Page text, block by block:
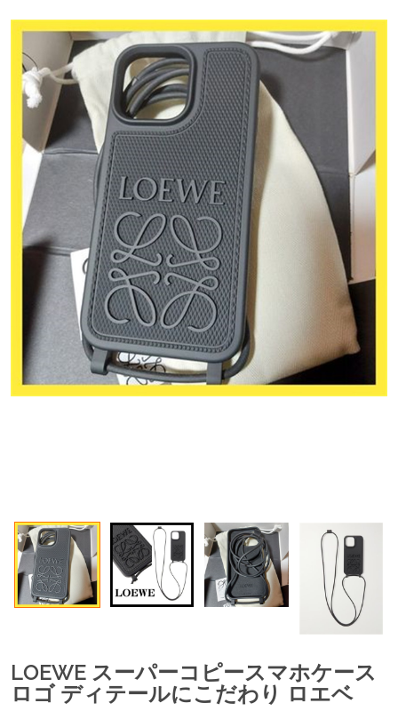
LOEWE スーパーコピースマホケース
ロゴ ディテールにこだわり ロエベ